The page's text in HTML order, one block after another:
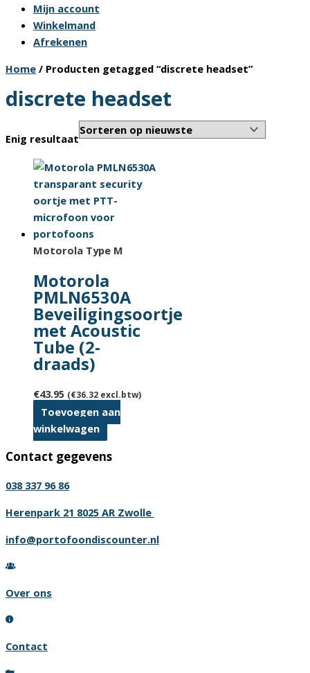
Mijn account
Winkelmand
Afrekenen
Home / Producten getagged “discrete headset”
discrete headset
Enig resultaat
Motorola Type M
Motorola
PMLN6530A
Beveiligingsoortje
met Acoustic
Tube (2-
draads)
€43.95 (€36.32 excl.btw)
Toevoegen aan
winkelwagen
Contact gegevens
038 337 96 86
Herenpark 21 8025 AR Zwolle
info@portofoondiscounter.nl
Over ons
Contact